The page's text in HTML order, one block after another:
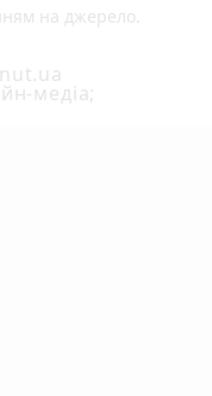
на джерело.
медіа;